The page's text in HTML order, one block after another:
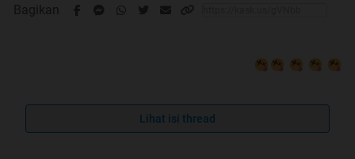
Bagikan
FREE KONSULTASI KERETA API
Lihat isi thread